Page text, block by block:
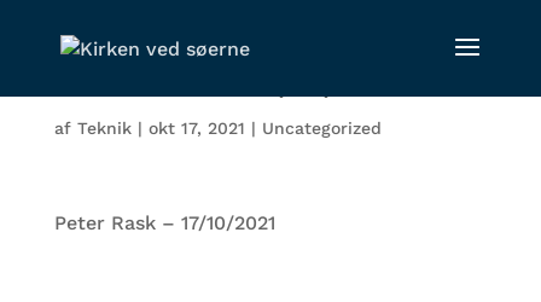
af Teknik| okt 17, 2021 | Uncategorized
Peter Rask – 17/10/2021